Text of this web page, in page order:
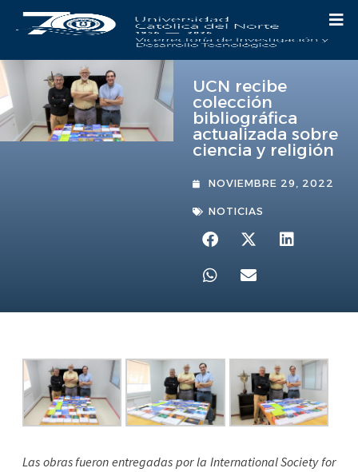
UCN recibe
colección
bibliográfica
actualizada sobre
ciencia y religión
NOVIEMBRE 29, 2022
NOTICIAS
Las obras fueron entregadas por la International Society for